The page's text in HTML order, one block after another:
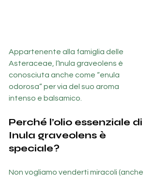
Appartenente alla famiglia delle
Asteraceae, l’Inula graveolens è
conosciuta anche come “enula
odorosa” per via del suo aroma
intenso e balsamico.
Perché l’olio essenziale di
Inula graveolens è
speciale?
Non vogliamo venderti miracoli (anche